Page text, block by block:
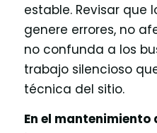
estable. Revisar que
genere errores, no
no confunda a los
trabajo silencioso
técnica del sitio.
En el mantenimiento